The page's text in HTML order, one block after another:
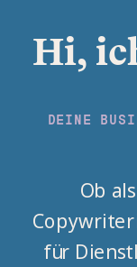
Ob
für
DEINE
Hi,